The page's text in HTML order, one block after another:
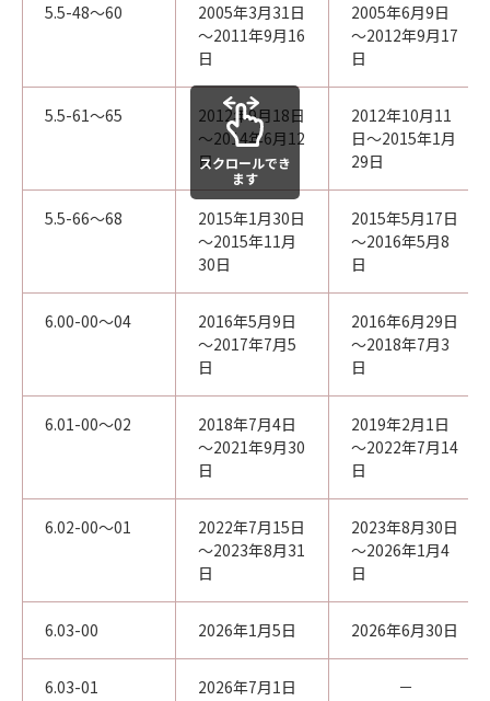
5.5-48～60
2005年3月31日
～2011年9月16
日
2005年6月9日
～2012年9月17
日
5.5-61～65
2012年9月18日
～2014年6月12
日
2012年10月11
日～2015年1月
29日
5.5-66～68
2015年1月30日
～2015年11月
30日
2015年5月17日
～2016年5月8
日
6.00-00～04
2016年5月9日
～2017年7月5
日
2016年6月29日
～2018年7月3
日
6.01-00～02
2018年7月4日
～2021年9月30
日
2019年2月1日
～2022年7月14
日
6.02-00～01
2022年7月15日
～2023年8月31
日
2023年8月30日
～2026年1月4
日
6.03-00 2026年1月5日 2026年6月30日
6.03-01 2026年7月1日 －
スクロールでき
ます